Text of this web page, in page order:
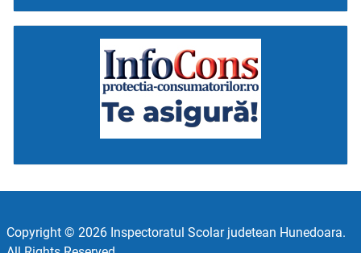
Copyright © 2026 Inspectoratul Scolar judetean Hunedoara.